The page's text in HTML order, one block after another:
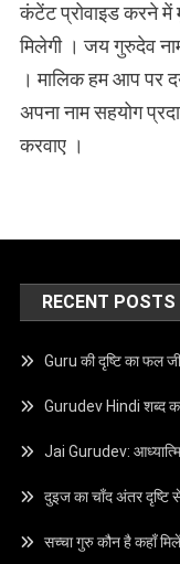
कंटेंट प्रोवाइड करने में
मिलेगी । जय गुरुदेव
। मालिक हम आप पर
अपना नाम सहयोग
करवाए ।
RECENT POSTS
Guru की दृष्टि का फल
Gurudev Hindi शब्द
Jai Gurudev:
दुइज का चाँद अंतर दृष्टि
सच्चा गुरु कौन है कहाँ